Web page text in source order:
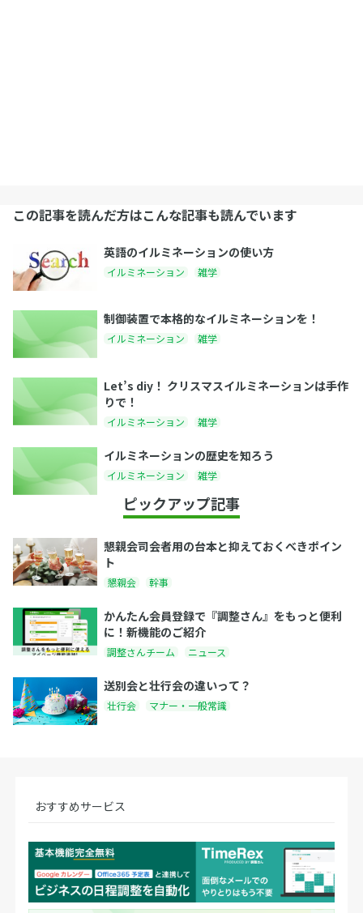
この記事を読んだ方はこんな記事も読んでいます
英語のイルミネーションの使い方
イルミネーション 雑学
制御装置で本格的なイルミネーションを！
イルミネーション 雑学
Let’s diy！ クリスマスイルミネーションは手作
りで！
イルミネーション 雑学
イルミネーションの歴史を知ろう
イルミネーション 雑学
ピックアップ記事
懇親会司会者用の台本と抑えておくべきポイン
ト
懇親会 幹事
かんたん会員登録で『調整さん』をもっと便利
に！新機能のご紹介
調整さんチーム ニュース
送別会と壮行会の違いって？
壮行会 マナー・一般常識
おすすめサービス